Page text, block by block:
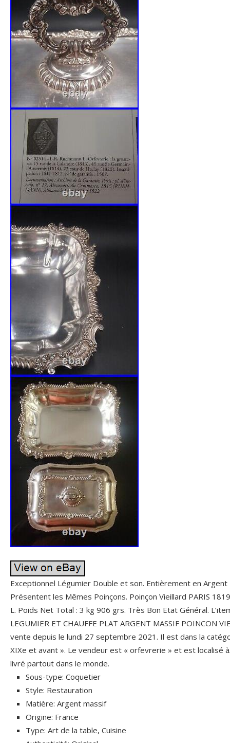
Exceptionnel Légumier Double et son. Entièrement en
Présentent les Mêmes Poinçons. Poinçon Vieillard PARIS
L. Poids Net Total : 3 kg 906 grs. Très Bon Etat Général.
LEGUMIER ET CHAUFFE PLAT ARGENT MASSIF POINCON
vente depuis le lundi 27 septembre 2021. Il est dans la
XIXe et avant ». Le vendeur est « orfevrerie » et est localisé
livré partout dans le monde.
Sous-type: Coquetier
Style: Restauration
Matière: Argent massif
Origine: France
Type: Art de la table, Cuisine